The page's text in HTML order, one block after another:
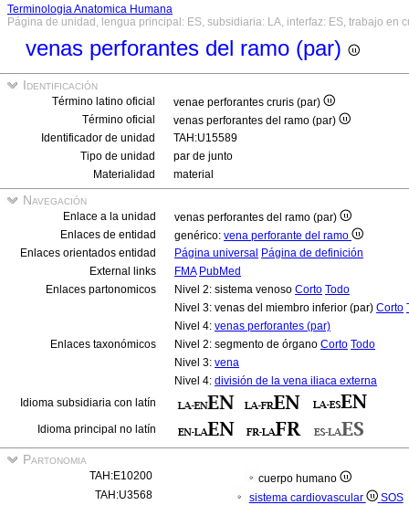
Terminologia Anatomica Humana
Página de unidad, lengua principal: ES, subsidiaria: LA, interfaz: ES, trabajo en
venas perforantes del ramo (par)
Identificación
Término latino oficial
venae perforantes cruris (par)
Término oficial
venas perforantes del ramo (par)
Identificador de unidad
TAH:U15589
Tipo de unidad
par de junto
Materialidad
material
Navegación
Enlace a la unidad
venas perforantes del ramo (par)
Enlaces de entidad
genérico: vena perforante del ramo
Enlaces orientados entidad
Página universal Página de definición
External links
FMA PubMed
Enlaces partonomicos
Nivel 2: sistema venoso Corto Todo
Nivel 3: venas del miembro inferior (par) Corto
Nivel 4: venas perforantes (par)
Enlaces taxonómicos
Nivel 2: segmento de órgano Corto Todo
Nivel 3: vena
Nivel 4: división de la vena iliaca externa
Idioma subsidiaria con latín
Idioma principal no latín
Partonomia
TAH:E10200
cuerpo humano
TAH:U3568
sistema cardiovascular
SOS